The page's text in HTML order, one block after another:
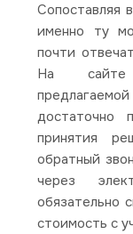
Сопоставляя
именно ту
почти
На сайте
достаточно
принятия
обратный
через
обязательно
стоимость с